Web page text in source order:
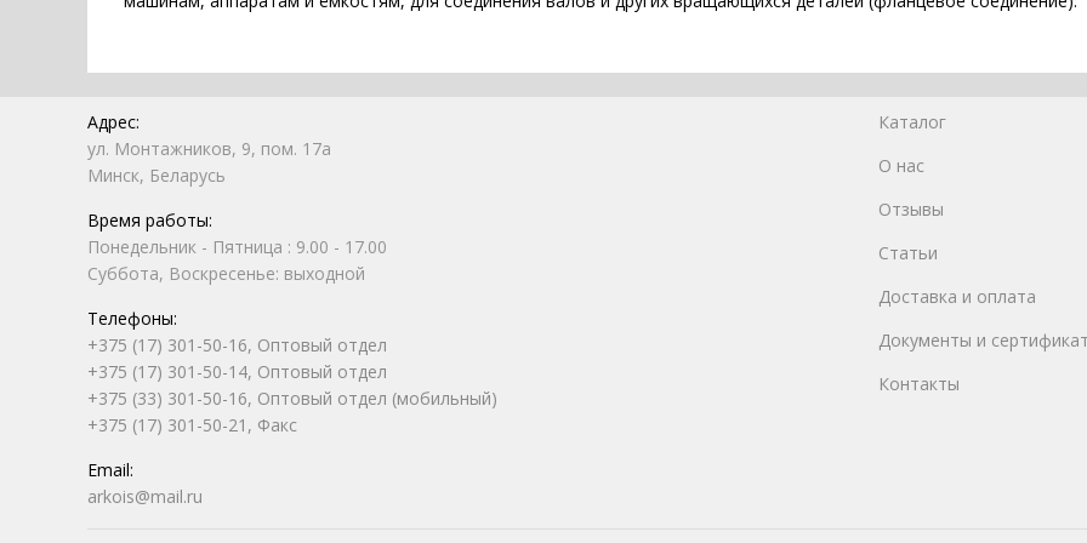
Адрес:
ул. Монтажников, 9, пом. 17а
Минск, Беларусь
Время работы:
Понедельник - Пятница : 9.00 - 17.00
Суббота, Воскресенье: выходной
Телефоны:
+375 (17) 301-50-16, Оптовый отдел
+375 (17) 301-50-14, Оптовый отдел
+375 (33) 301-50-16, Оптовый отдел (мобильный)
+375 (17) 301-50-21, Факс
Email:
arkois@mail.ru
Каталог
О нас
Отзывы
Статьи
Доставка и оплата
Документы и
Контакты